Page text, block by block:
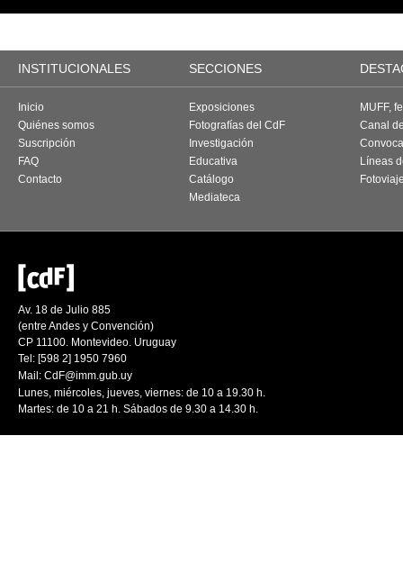
INSTITUCIONALES SECCIONES
Inicio
Quiénes somos
Suscripción
FAQ
Contacto
Exposiciones
Fotografías del CdF
Investigación
Educativa
Catálogo
Mediateca
MUFF,
Canal
Líneas
Av. 18 de Julio 885
(entre Andes y Convención)
CP 11100. Montevideo. Uruguay
Tel: [598 2] 1950 7960
Mail: CdF@imm.gub.uy
Lunes, miércoles, jueves, viernes: de 10 a 19.30 h.
Martes: de 10 a 21 h. Sábados de 9.30 a 14.30 h.